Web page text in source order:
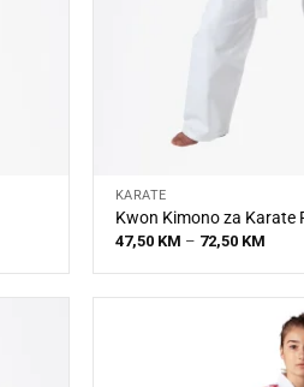
KARATE
Kwon Kimono za Karate
47,50 KM – 72,50 KMPrice